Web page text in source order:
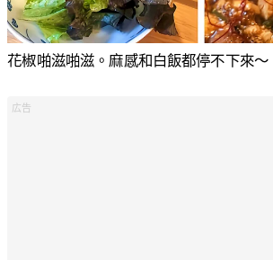
花椒啪滋啪滋。麻感和白飯都停不下來〜